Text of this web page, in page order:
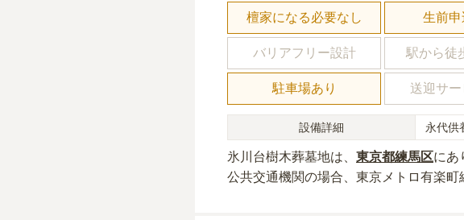
檀家になる必要なし 生前
バリアフリー設計 駅から徒
駐車場あり 送迎サー
設備詳細 永代供
氷川台樹木葬墓地は、 東京都練馬区にあ
公共交通機関の場合 、東京メトロ有楽